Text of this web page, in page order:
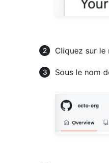
Cliquez sur
Sous le nom